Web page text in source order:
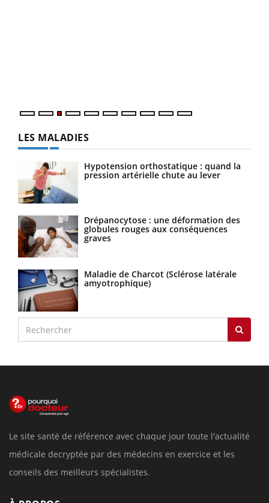
LES MALADIES
Hypotension orthostatique : quand la
pression artérielle chute au lever
Drépanocytose : une déformation des
globules rouges aux conséquences
graves
Maladie de Charcot (Sclérose latérale
amyotrophique)
Le site santé de référence avec chaque jour toute l'actualité
médicale decryptée par des médecins en exercice et les
conseils des meilleurs spécialistes.